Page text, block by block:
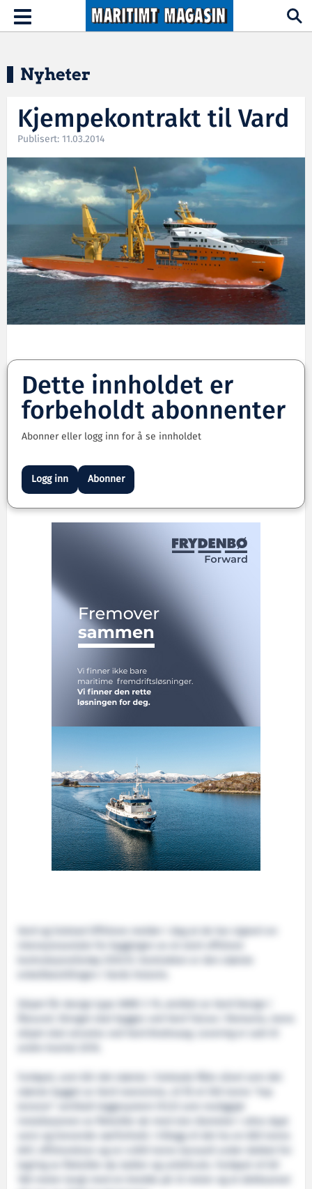
Hopp til hovedinnhold
Toggle
navigation
Nyheter
Kjempekontrakt til Vard
Publisert: 11.03.2014
Dette innholdet er
forbeholdt abonnenter
Abonner eller logg inn for å se innholdet
Logg inn Abonner
Vard og Solstad Offshore melder i dag at de har signert en
intensjonsavtale for byggingen av et stort offshore
kontruksjonsfartøy (OSCV). Kontrakten er den største
enkeltbestillingen i Vards historie.
Skipet får design type VARD 3 19, utviklet av Vard Design i
Ålesund. Skroget skal bygges ved Vard Tulcea i Romania, mens
skipet skal utrustes ved Vard Brattvaag. Levering er satt til
Fartøyet, som blir det største i Solstads flåte såvel som det
største bygget av Vard noensinne, vil få et 550 tonns "top
tension" vertikalt leggesystem (VLS) som muliggjør
installasjonen av fleksible rør med stor diameter i ultra-dypt
vann og krevende værforhold. I tillegg vil det ha en 600 tonns
AHC offshorekran og en 4.000 tonns karusell under dekket for
lagring av fleksible rør, kabler og umbilicals. Fartøyet vil bli
180 meter langt med en bredde på 33 meter og et dekksareal